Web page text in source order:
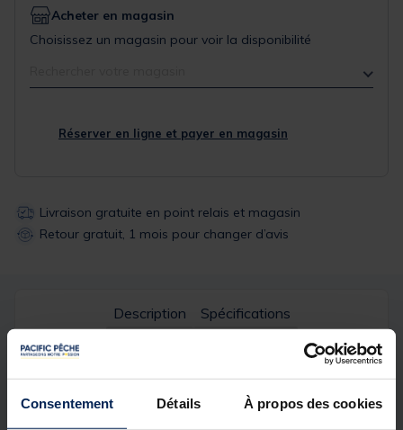
Consentement Détails À propos des cookies
Acheter en magasin
Choisissez un magasin pour voir la disponibilité
Réserver en ligne et payer en magasin
Livraison gratuite en point relais et magasin
Retour gratuit, 1 mois pour changer d’avis
Description Spécifications
Description & détails
Description